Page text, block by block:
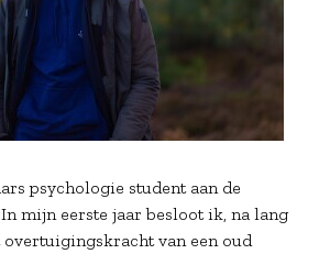
psychologie student aan de
mijn eerste jaar besloot ik, na lang
van een oud